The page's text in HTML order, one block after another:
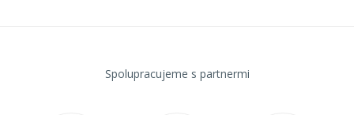
Spolupracujeme s partnermi